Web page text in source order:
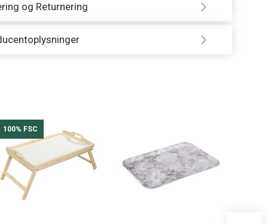
og Returnering
100% FSC